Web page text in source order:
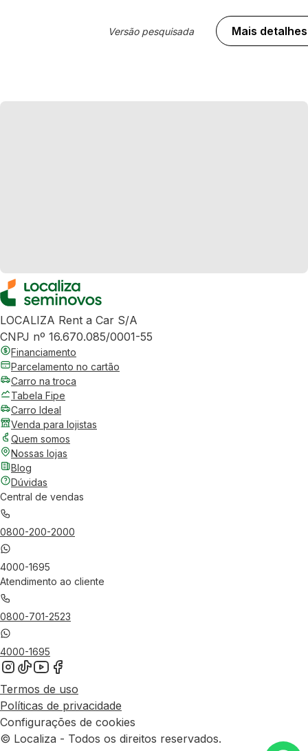
Versão pesquisada Mais detalhes
LOCALIZA Rent a Car S/A
CNPJ nº 16.670.085/0001-55
Financiamento
Parcelamento no cartão
Carro na troca
Tabela Fipe
Carro Ideal
Venda para lojistas
Quem somos
Nossas lojas
Blog
Dúvidas
Central de vendas
0800-200-2000
4000-1695
Atendimento ao cliente
0800-701-2523
4000-1695
Termos de uso
Políticas de privacidade
Configurações de cookies
© Localiza - Todos os direitos reservados.